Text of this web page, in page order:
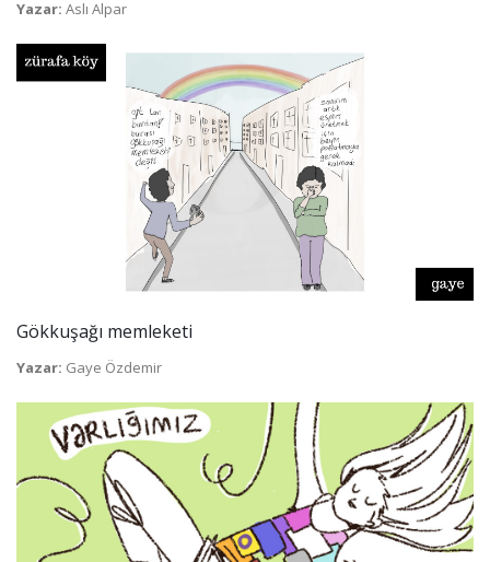
Yazar: Aslı Alpar
Gökkuşağı memleketi
Yazar: Gaye Özdemir